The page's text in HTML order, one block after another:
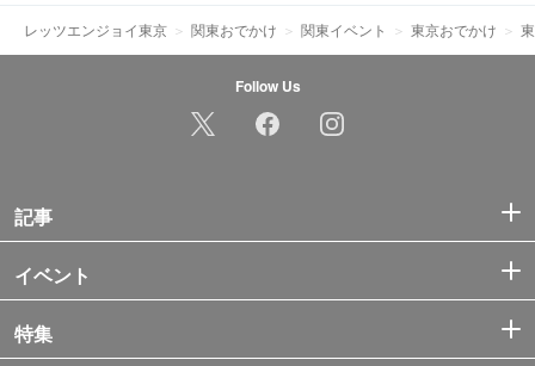
レッツエンジョイ東京 関東おでかけ 関東イベント 東京おでかけ
Follow Us
記事
イベント
特集